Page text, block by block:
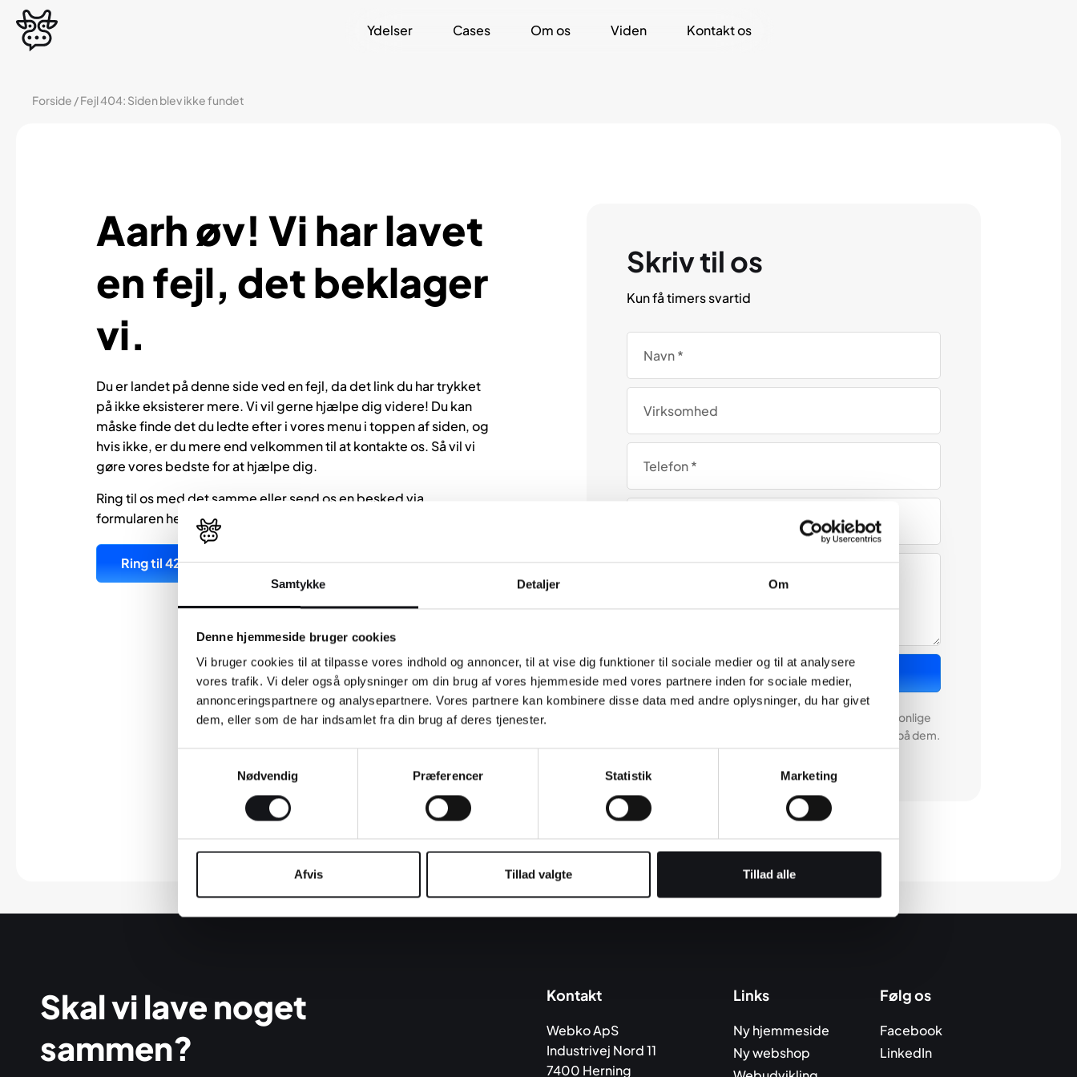
Samtykke Detaljer Om
Denne hjemmeside bruger cookies
Vi bruger cookies til at tilpasse vores indhold og annoncer, til at vise dig funktioner til sociale medier og til at analysere
vores trafik. Vi deler også oplysninger om din brug af vores hjemmeside med vores partnere inden for sociale medier,
annonceringspartnere og analysepartnere. Vores partnere kan kombinere disse data med andre oplysninger, du har givet
dem, eller som de har indsamlet fra din brug af deres tjenester.
Nødvendig
Præferencer Statistik Marketing
Afvis Tillad valgte Tillad alle
Ydelser Cases Om os Viden Kontakt os
Forside /Fejl 404: Siden blev ikke fundet
Aarh øv! Vi har lavet
en fejl, det beklager
vi.
Du er landet på denne side ved en fejl, da det link du har trykket
på ikke eksisterer mere. Vi vil gerne hjælpe dig videre! Du kan
måske finde det du ledte efter i vores menu i toppen af siden, og
hvis ikke, er du mere end velkommen til at kontakte os. Så vil vi
gøre vores bedste for at hjælpe dig.
Ring til os med det samme eller send os en besked via
formularen her, og vi vil besvare din henvendelse hurtigst muligt.
Ring til 42 90 91 98
Skriv til os
Kun få timers svartid
Send besked
Når du udfylder formularen, afleverer du dine personlige
oplysninger i vores varetægt. Vi lover at passe godt på dem.
Læs vores betingelser her.
Skal vi lave noget
sammen?
Kontakt
Webko ApS
Industrivej Nord 11
7400 Herning
Links
Ny hjemmeside
Ny webshop
Følg os
Facebook
LinkedIn